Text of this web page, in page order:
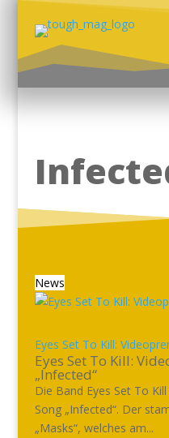
News
Eyes Set To Kill:
Eyes Set To Kill:
„Infected“
Die Band Eyes Set To
Song „Infected“. Der
„Masks“, welches am...